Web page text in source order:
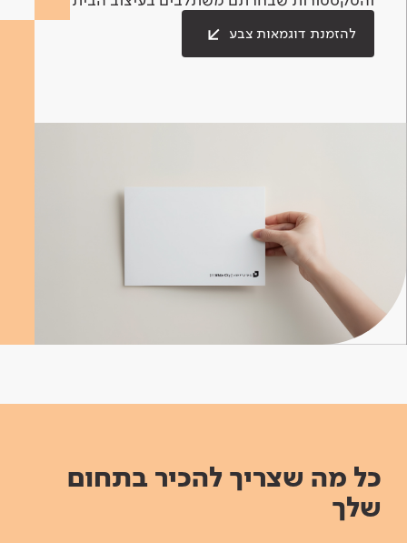
להזמנת דוגמאות צבע
כל מה שצריך להכיר בתחום
שלך